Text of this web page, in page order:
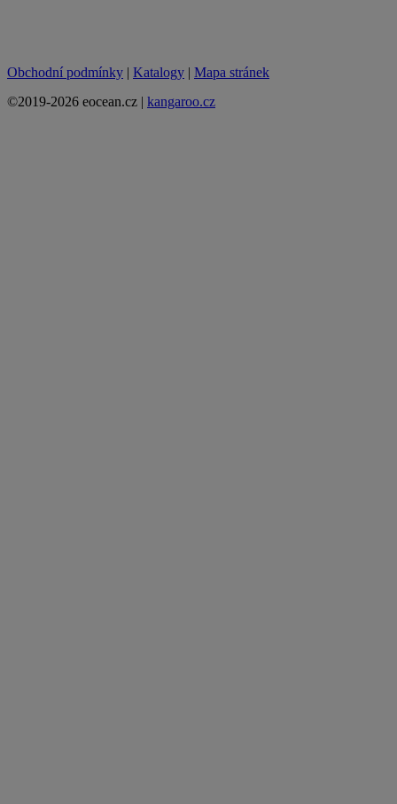
Obchodní podmínky | Katalogy | Mapa stránek
©2019-2026 eocean.cz | kangaroo.cz